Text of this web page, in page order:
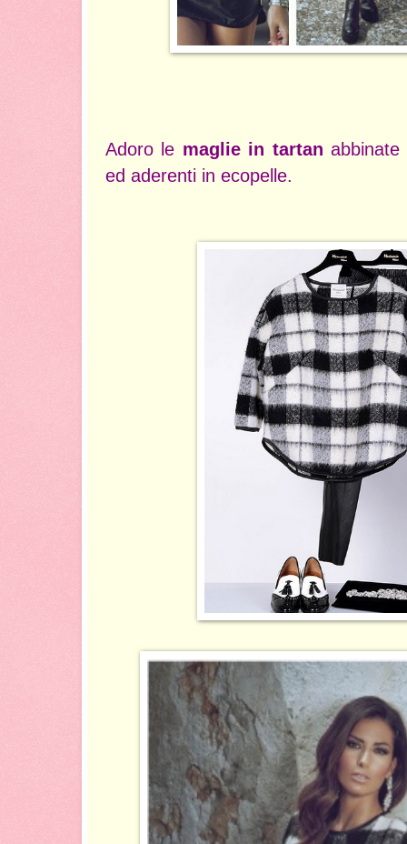
Adoro le maglie in tartan
ed aderenti in ecopelle.